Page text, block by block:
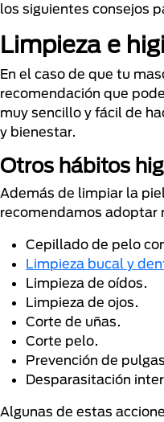
los siguientes consejos
Limpieza e
En el caso de que tu
recomendación que
muy sencillo y fácil de
y bienestar.
Otros hábitos
Además de limpiar la
recomendamos adoptar
Cepillado de pelo
Limpieza bucal y
Limpieza de oídos.
Limpieza de ojos.
Corte de uñas.
Corte pelo.
Prevención de
Desparasitación
Algunas de estas